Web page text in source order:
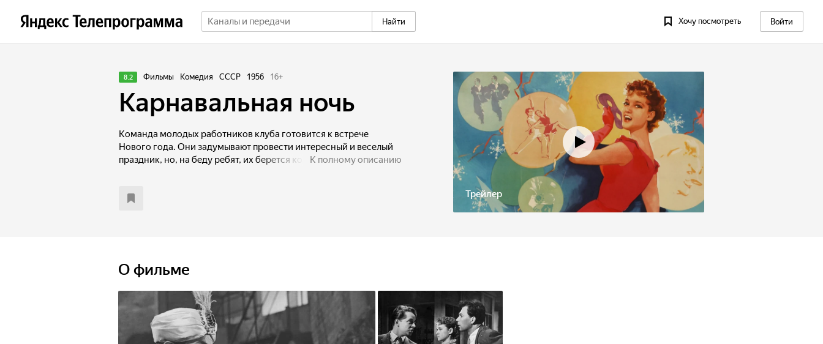
Найти Хочу посмотреть Войти
Трейлер
8.2 Фильмы Комедия СССР 1956 16+
Карнавальная ночь
Команда молодых работников клуба готовится к встрече
Нового года. Они задумывают провести интересный и веселый
праздник, но, на беду ребят, их берется контролировать
как правильно и полезно провести новогоднюю ночь.
чтобы организовать настоящий новогодний бал.
К полному описанию
О фильме